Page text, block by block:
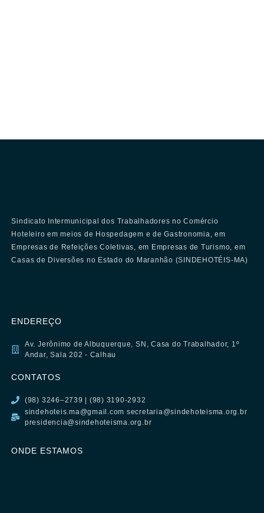
Sindicato Intermunicipal dos Trabalhadores no Comércio
Hoteleiro em meios de Hospedagem e de Gastronomia, em
Empresas de Refeições Coletivas, em Empresas de Turismo, em
Casas de Diversões no Estado do Maranhão (SINDEHOTÉIS-MA)
ENDEREÇO
Av. Jerônimo de Albuquerque, SN, Casa do Trabalhador, 1º
Andar, Sala 202 - Calhau
CONTATOS
(98) 3246–2739 | (98) 3190-2932
sindehoteis.ma@gmail.com secretaria@sindehoteisma.org.br
presidencia@sindehoteisma.org.br
ONDE ESTAMOS